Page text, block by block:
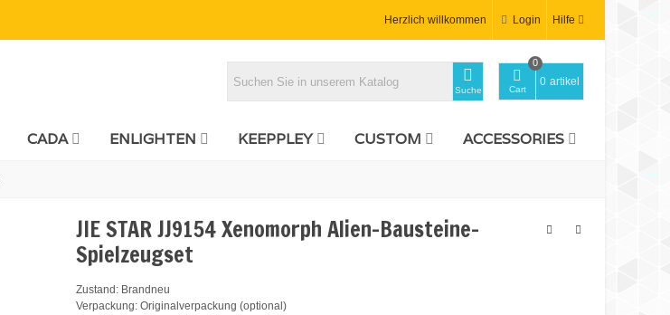
Herzlich willkommen Login Hilfe
Suche Cart
0
0 artikel
CADA ENLIGHTEN KEEPPLEY CUSTOM ACCESSORIES
JIE STAR JJ9154 Xenomorph Alien-Bausteine-
Spielzeugset
Zustand: Brandneu
Verpackung: Originalverpackung (optional)